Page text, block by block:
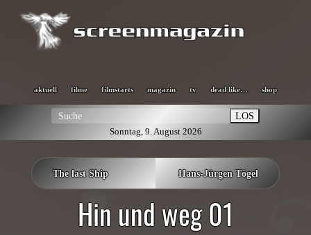
aktuell filme filmstarts magazin tv dead like… shop
LOS
Sonntag, 9. August 2026
The last Ship Hans-Jürgen Tögel
Hin und weg 01